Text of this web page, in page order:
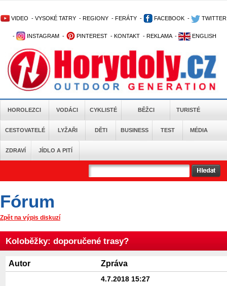
VIDEO - VYSOKÉ TATRY - REGIONY - FERÁTY - FACEBOOK - TWITTER
- INSTAGRAM - PINTEREST - KONTAKT - REKLAMA - ENGLISH
HOROLEZCI VODÁCI CYKLISTÉ BĚŽCI TURISTÉ
CESTOVATELÉ LYŽAŘI DĚTI BUSINESS TEST MÉDIA
ZDRAVÍ JÍDLO A PITÍ
Fórum
Zpět na výpis diskuzí
Koloběžky: doporučené trasy?
Autor Zpráva
4.7.2018 15:27